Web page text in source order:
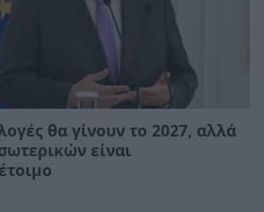
θα γίνουν το 2027, αλλά
είναι